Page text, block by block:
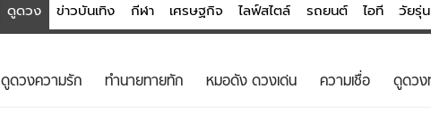
ดูดวง ข่าวบันเทิง กีฬา เศรษฐกิจ ไลฟ์สไตล์ รถยนต์ ไอที วัยรุ่น
ดูดวง - ตรวจหวย ไลฟ์สไตล์
ดูดวงความรัก ทํานายทายทัก หมอดัง ดวงเด่น ความเชื่อ ดูดวง